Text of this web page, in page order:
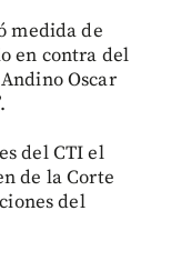
medida de
en contra del
Oscar
del CTI el
de la Corte
del